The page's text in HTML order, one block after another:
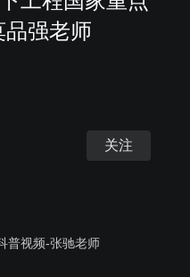
强老师
关注
普视频-张驰老师